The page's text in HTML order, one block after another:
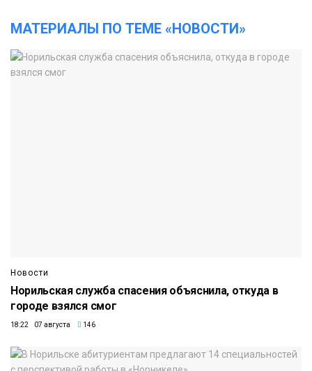
МАТЕРИАЛЫ ПО ТЕМЕ «НОВОСТИ»
Новости
Норильская служба спасения объяснила, откуда в
городе взялся смог
18:22 07 августа 146